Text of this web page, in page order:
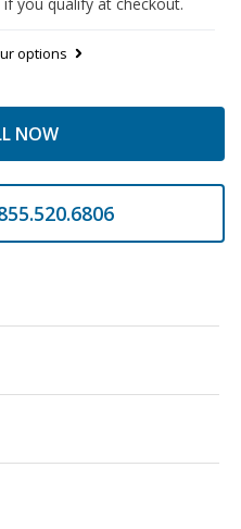
if you qualify at checkout.
options
NOW